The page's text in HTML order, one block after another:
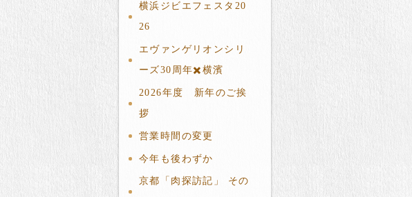
横浜ジビエフェスタ20
26
エヴァンゲリオンシリ
ーズ30周年✖️横濱
2026年度 新年のご挨
拶
営業時間の変更
今年も後わずか
京都「肉探訪記」 その